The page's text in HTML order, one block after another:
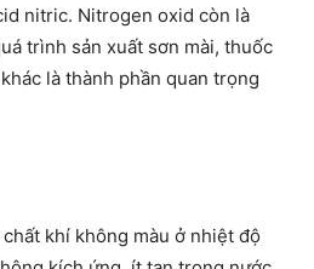
nitric. Nitrogen oxid còn là
trình sản xuất sơn mài, thuốc
là thành phần quan trọng
khí không màu ở nhiệt độ